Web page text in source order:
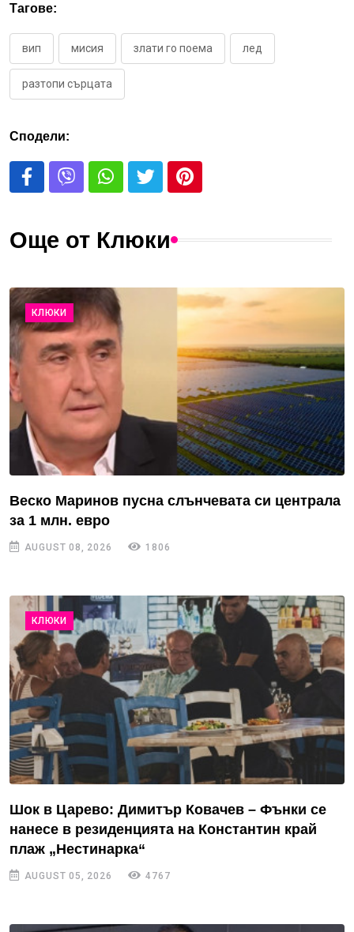
Тагове:
вип мисия злати го поема лед
разтопи сърцата
Сподели:
Още от Клюки
КЛЮКИ
Веско Маринов пусна слънчевата си централа
за 1 млн. евро
AUGUST 08, 2026 1806
КЛЮКИ
Шок в Царево: Димитър Ковачев – Фънки се
нанесе в резиденцията на Константин край
плаж „Нестинарка“
AUGUST 05, 2026 4767